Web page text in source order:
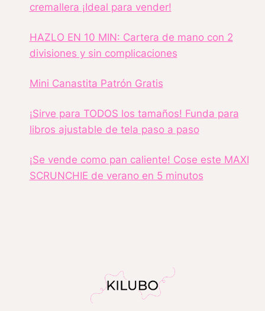
cremallera ¡Ideal para vender!
HAZLO EN 10 MIN: Cartera de mano con 2
divisiones y sin complicaciones
Mini Canastita Patrón Gratis
¡Sirve para TODOS los tamaños! Funda para
libros ajustable de tela paso a paso
¡Se vende como pan caliente! Cose este MAXI
SCRUNCHIE de verano en 5 minutos